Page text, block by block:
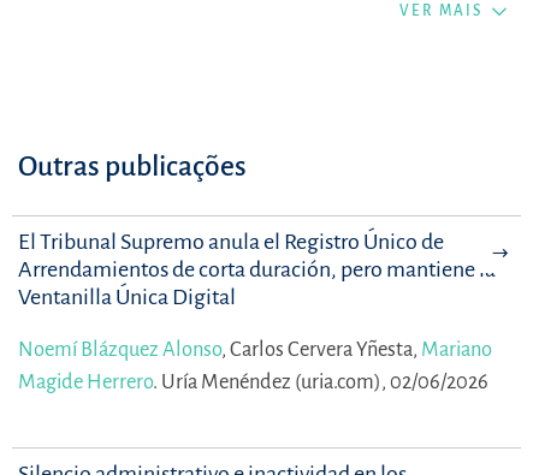
VER MAIS
Outras publicações
El Tribunal Supremo anula el Registro Único de
Arrendamientos de corta duración, pero mantiene la
Ventanilla Única Digital
Noemí Blázquez Alonso, Carlos Cervera Yñesta, Mariano
Magide Herrero. Uría Menéndez (uria.com), 02/06/2026